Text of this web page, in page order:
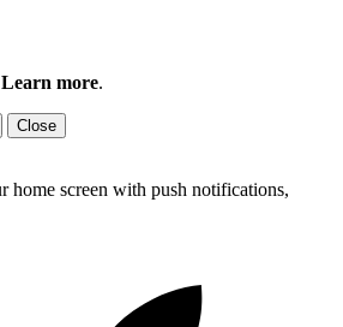
Learn more.
Close
home screen with push notifications,